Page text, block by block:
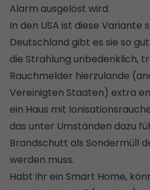
Alarm ausgelöst wird.
In den USA ist diese Variante
Deutschland gibt es sie so
die Strahlung unbedenklich,
Rauchmelder hierzulande
Vereinigten Staaten) extra
ein Haus mit
das unter Umständen dazu
Brandschutt als Sondermüll
werden muss.
Habt ihr ein Smart Home,